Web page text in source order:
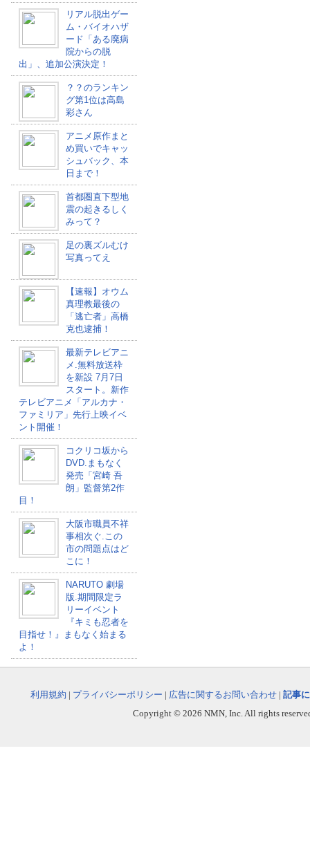
リアル脱出ゲー
ム・バイオハザ
ード「ある廃病
院からの脱
出」、追加公演決定！
？？のランキン
グ第1位は高島
彩さん
アニメ原作まと
め買いでキャッ
シュバック、本
日まで！
首都圏直下型地
震の起きるしく
みって？
足の裏ズルむけ
写真ってえ
【速報】オウム
真理教最後の
「逃亡者」高橋
克也逮捕！
最新テレビアニ
メ.無料放送枠
を新設 7月7日
スタート。新作
テレビアニメ「アルカナ・
ファミリア」先行上映イベ
ント開催！
コクリコ坂から
DVD.まもなく
発売「宮崎 吾
朗」監督第2作
目！
大阪市職員不祥
事相次ぐ.この
市の問題点はど
こに！
NARUTO 劇場
版.期間限定ラ
リーイベント
『キミも忍者を
目指せ！』まもなく始まる
よ！
利用規約 | プライバシーポリシー | 広告に関するお問い合わせ | 記事
Copyright © 2026 NMN, Inc. All rights